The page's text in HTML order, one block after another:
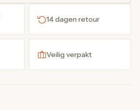
14 dagen retour
Veilig verpakt